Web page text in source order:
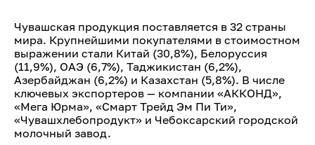
Чувашская продукция поставляется в 32 страны
мира. Крупнейшими покупателями в стоимостном
выражении стали Китай (30,8%), Белоруссия
(11,9%), ОАЭ (6,7%), Таджикистан (6,2%),
Азербайджан (6,2%) и Казахстан (5,8%). В числе
ключевых экспортеров — компании «АККОНД»,
«Мега Юрма», «Смарт Трейд Эм Пи Ти»,
«Чувашхлебопродукт» и Чебоксарский городской
молочный завод.